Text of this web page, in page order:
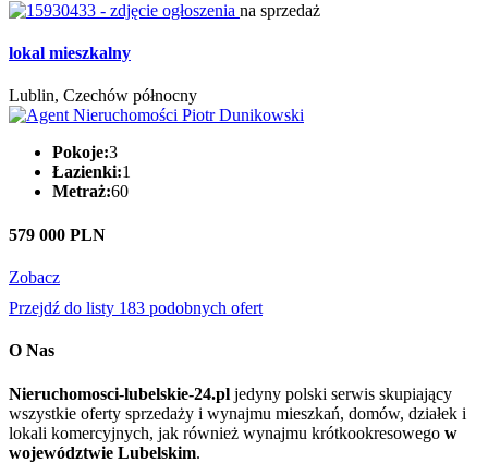
na sprzedaż
lokal mieszkalny
Lublin, Czechów północny
Pokoje:3
Łazienki:1
Metraż:60
579 000 PLN
Zobacz
Przejdź do listy 183 podobnych ofert
O Nas
Nieruchomosci-lubelskie-24.pl jedyny polski serwis skupiający
wszystkie oferty sprzedaży i wynajmu mieszkań, domów, działek i
lokali komercyjnych, jak również wynajmu krótkookresowego w
województwie Lubelskim.